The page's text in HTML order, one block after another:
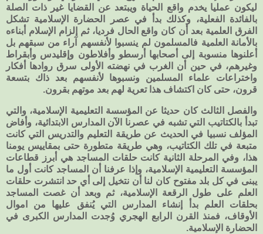
ليكون عمليا يخدم واقع الحياة ويبتعد عن القضايا غير ذات الصلة
بالفائدة الفعلية، وكذلك بدأ في عصر الحضارة الإسلامية تشكل
الفرق العلمية بعد أن كان واقع الحال فرديا، ثم إلزام الإسلام أبناءه
بالأمانة العلمية فالمسلمون لم ينسبوا لأنفسهم آراء من سبقهم بل
أعلنوها منسوبة إلى أصحابها أرسطو وأفلاطون وإقليدس وأبقراط
وغيرهم، في حين أن الغرب في نهضته الأولى سرق روادها أفكار
واختراعات علماء المسلمين ونسبوها لأنفسهم بعد ذاك بتسعة
قرون، حتى كان اكتشاف هذا تعرية لهم بعد موتهم بقرون.
والفصل الثالث كان حديثا عن المؤسسة التعليمية الإسلامية، والتي
تبدأ بالكتاتيب التي تشبه في عصرنا الآن المدارس الابتدائية، وأفاض
المؤلف نسبيا في الحديث عن طريقة التعليم والتدريس التي كانت
متبعة في تلك الكتاتيب، وهي طريقة متطورة حتى بمقاييس يومنا
هذا، وفي المرحلة الثانية كانت حلقات المساجد هي أبرز قطاعات
المؤسسة التعليمية الإسلامية، وإذا عرفنا أن المساجد كانت أول ما
يبنى في كل بلد مفتوح كان لنا أن نتخيل إلى أي حد انتشرت حلقات
العلم على طول الرقعة الإسلامية، ثم وبعد أن غصت المساجد
بحلقات العلم بدأ إنشاء المدارس التي يُنفق عليها من اموال
الأوقاف، فمنذ القرن الرابع الهجري وُجدت المدارس الكبرى في
الحضارة الإسلامية.